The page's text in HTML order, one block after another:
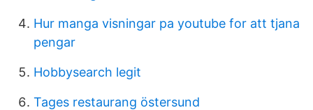
Hur manga visningar pa youtube for att tjana
pengar
Hobbysearch legit
Tages restaurang östersund